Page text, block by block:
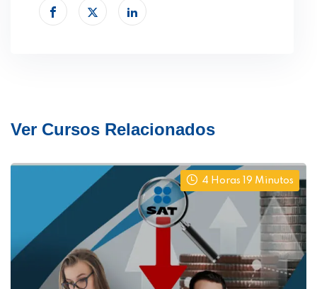
Ver Cursos Relacionados
4 Horas 19 Minutos